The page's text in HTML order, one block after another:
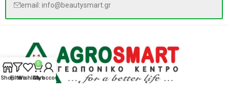
email: info@beautysmart.gr
ShopFiltersWishlist
0
Cart
My account